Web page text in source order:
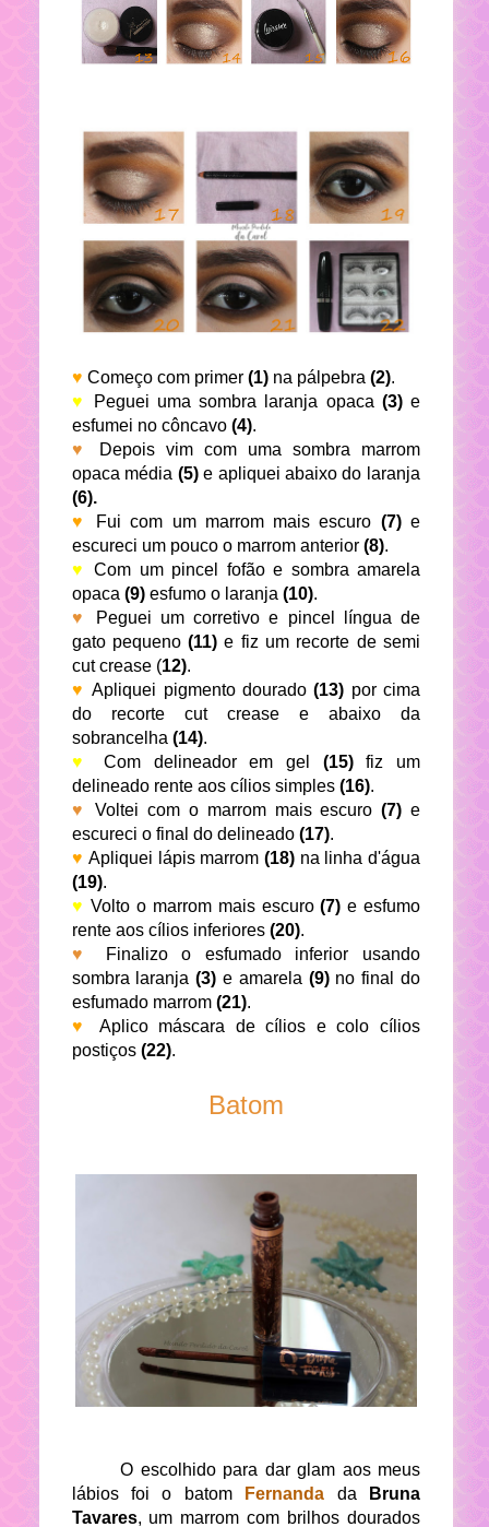
♥ Começo com primer (1)na pálpebra (2).
♥
Peguei uma sombra laranja opaca (3)e
esfumei no côncavo (4).
♥
Depois vim com uma sombra marrom
opaca média (5)e apliquei abaixo do laranja
(6).
♥
Fui com um marrom mais escuro (7)e
escureci um pouco o marrom anterior (8).
♥
Com um pincel fofão e sombra amarela
opaca (9)esfumo o laranja (10).
♥
Peguei um corretivo e pincel língua de
gato pequeno(11) e fiz um recorte de semi
cut crease (12).
♥ Apliquei pigmento dourado(13) por cima
do recorte cut crease e abaixo da
sobrancelha (14).
♥
Com delineador em gel (15)fiz um
delineado rente aos cílios simples(16).
♥
Voltei com o marrom mais escuro(7) e
escureci o final do delineado (17).
♥ Apliquei lápis marrom (18)na linha d'água
(19).
♥ Volto o marrom mais escuro(7)e esfumo
rente aos cílios inferiores (20).
♥
Finalizo o esfumado inferior usando
sombra laranja (3) e amarela (9)no final do
esfumado marrom (21).
♥
Aplico máscara de cílios e colo cílios
postiços (22).
Batom
O escolhido para dar glam aos meus
lábios foi o batom
Fernanda da Bruna
Tavares, um marrom com brilhos dourados